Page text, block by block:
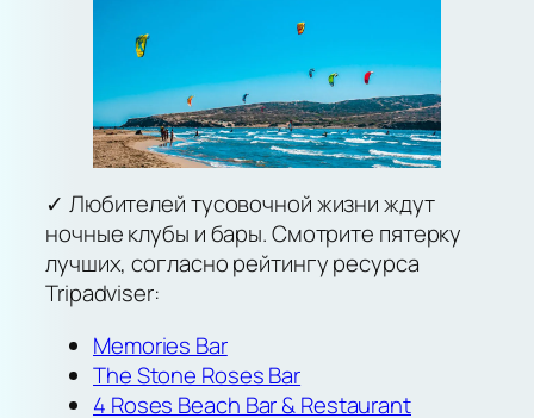
✓ Любителей тусовочной жизни ждут
ночные клубы и бары. Смотрите пятерку
лучших, согласно рейтингу ресурса
Tripadviser:
Memories Bar
The Stone Roses Bar
4 Roses Beach Bar & Restaurant